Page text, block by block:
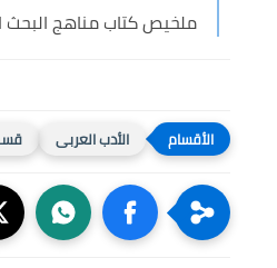
ملخيص كتاب مناهج
الأدب العربى